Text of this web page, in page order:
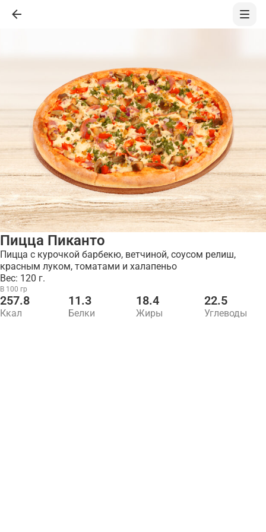
Пицца Пиканто
Пицца с курочкой барбекю, ветчиной, соусом релиш,
красным луком, томатами и халапеньо
Вес: 120 г.
В 100 гр
257.8
Ккал
11.3
Белки
18.4
Жиры
22.5
Углеводы